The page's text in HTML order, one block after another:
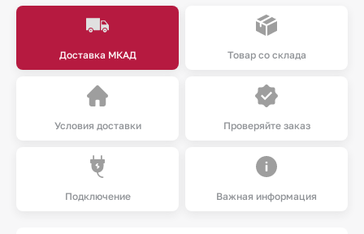
Доставка МКАД Товар со склада
Условия доставки Проверяйте заказ
Подключение Важная информация